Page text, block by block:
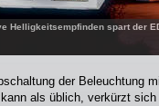
Helligkeitsempfinden spart der
der Beleuchtung
als üblich, verkürzt